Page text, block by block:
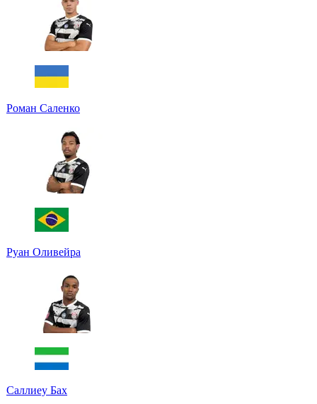
Роман Саленко
Руан Оливейра
Саллиеу Бах